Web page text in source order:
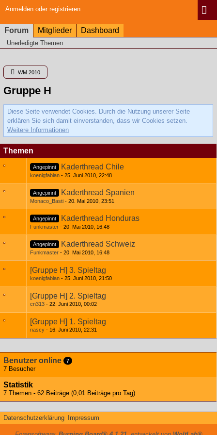
Anmelden oder registrieren
Forum Mitglieder Dashboard
Unerledigte Themen
WM 2010
Gruppe H
Diese Seite verwendet Cookies. Durch die Nutzung unserer Seite
erklären Sie sich damit einverstanden, dass wir Cookies setzen.
Weitere Informationen
Themen
Angepinnt Kaderthread Chile
koenigfabian 25. Juni 2010, 22:48
Angepinnt Kaderthread Spanien
Monaco_Basti 20. Mai 2010, 23:51
Angepinnt Kaderthread Honduras
Funkmaster 20. Mai 2010, 16:48
Angepinnt Kaderthread Schweiz
Funkmaster 20. Mai 2010, 16:48
[Gruppe H] 3. Spieltag
koenigfabian 25. Juni 2010, 21:50
[Gruppe H] 2. Spieltag
cn313 22. Juni 2010, 00:02
[Gruppe H] 1. Spieltag
nascy 16. Juni 2010, 22:31
Benutzer online 7
7 Besucher
Statistik
7 Themen - 62 Beiträge (0,01 Beiträge pro Tag)
Datenschutzerklärung Impressum